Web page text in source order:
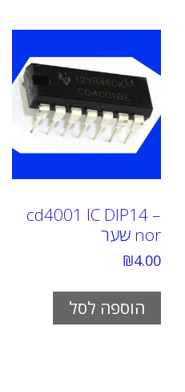
cd4001 IC DIP14 –
nor שער
₪4.00
הוספה לסל